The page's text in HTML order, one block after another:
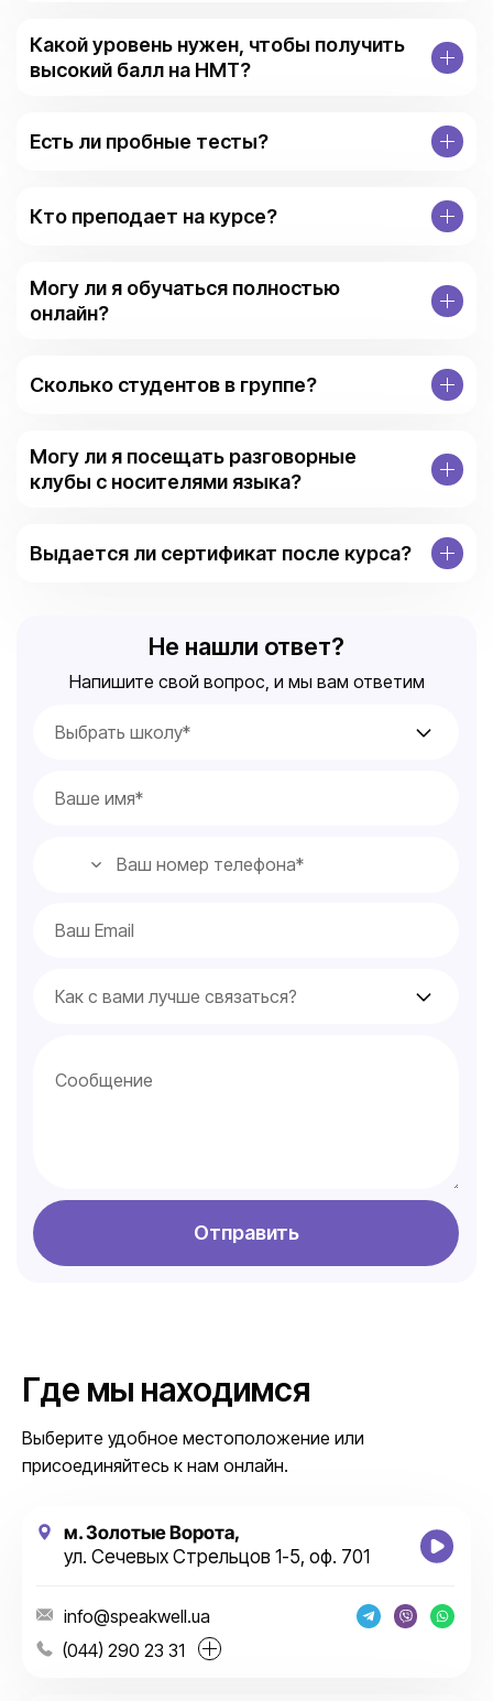
Какой уровень нужен, чтобы получить
высокий балл на НМТ?
Есть ли пробные тесты?
Кто преподает на курсе?
Могу ли я обучаться полностью
онлайн?
Сколько студентов в группе?
Могу ли я посещать разговорные
клубы с носителями языка?
Выдается ли сертификат после курса?
Не нашли ответ?
Напишите свой вопрос, и мы вам ответим
Отправить
Где мы находимся
Выберите удобное местоположение или
присоединяйтесь к нам онлайн.
м. Золотые Ворота,
ул. Сечевых Стрельцов 1-5, оф. 701
info@speakwell.ua
(044) 290 23 31